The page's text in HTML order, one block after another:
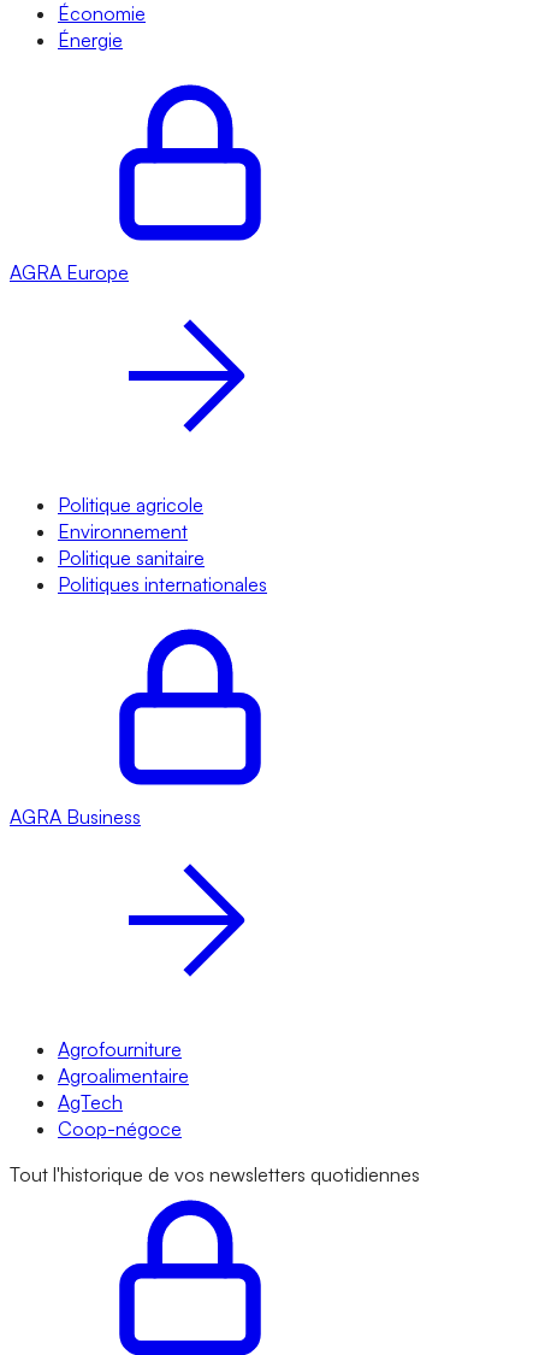
Économie
Énergie
AGRA Europe
Politique agricole
Environnement
Politique sanitaire
Politiques internationales
AGRA Business
Agrofourniture
Agroalimentaire
AgTech
Coop-négoce
Tout l'historique de vos newsletters quotidiennes